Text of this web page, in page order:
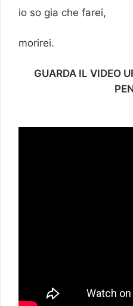
io so gia che farei,
morirei.
GUARDA IL VIDEO